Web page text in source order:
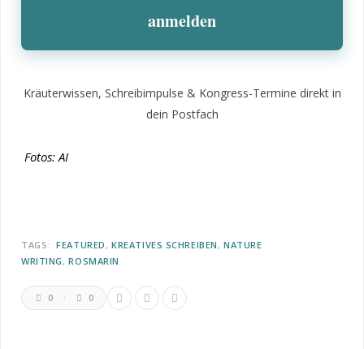
anmelden
Kräuterwissen, Schreibimpulse & Kongress-Termine direkt in
dein Postfach
Fotos: AI
TAGS: FEATURED KREATIVES SCHREIBEN
NATURE
WRITING
ROSMARIN
0 0